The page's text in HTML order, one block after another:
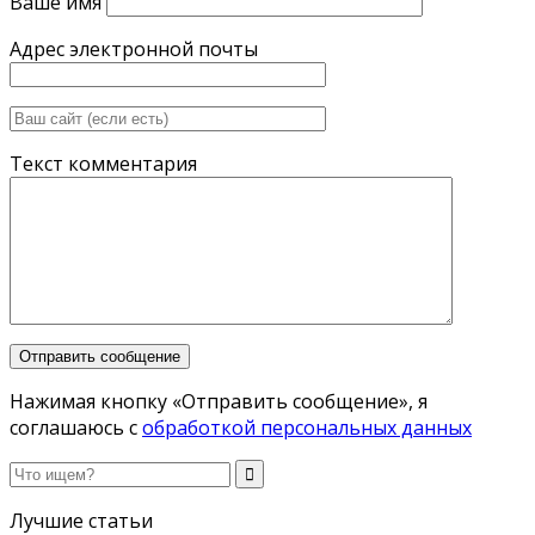
Адрес электронной почты
Текст комментария
Нажимая кнопку «Отправить сообщение», я
соглашаюсь собработкой персональных данных
Лучшие статьи